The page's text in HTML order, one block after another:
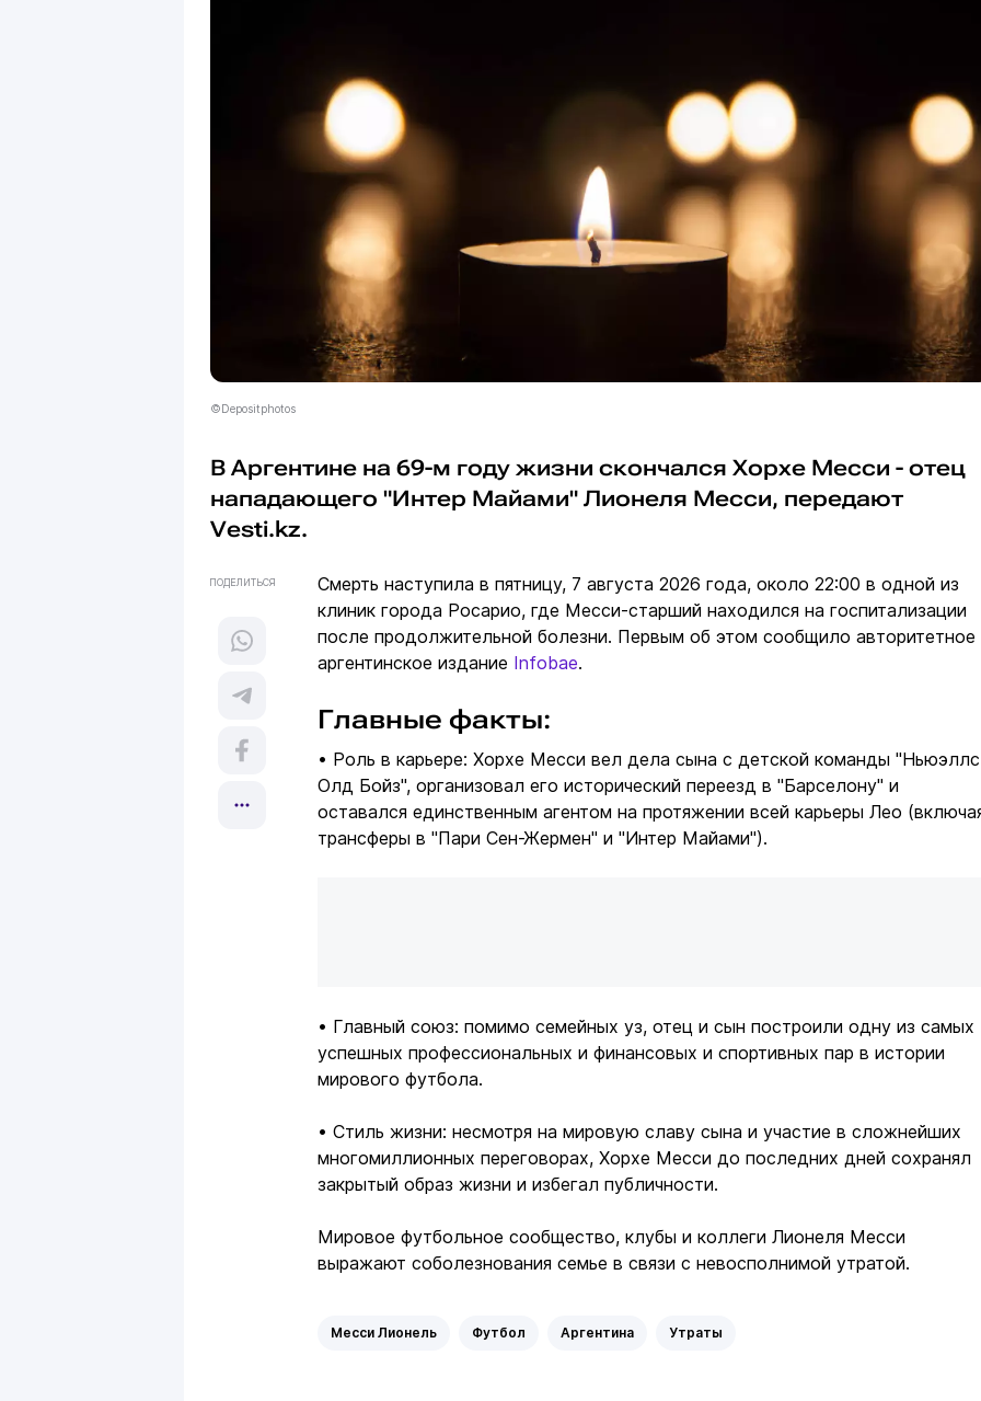
©Depositphotos
В Аргентине на 69-м году жизни скончался Хорхе Месси - отец
нападающего "Интер Майами" Лионеля Месси, передают
Vesti.kz.
ПОДЕЛИТЬСЯ
Смерть наступила в пятницу, 7 августа 2026 года, около 22:00 в одной из
клиник города Росарио, где Месси-старший находился на госпитализации
после продолжительной болезни. Первым об этом сообщило авторитетное
аргентинское издание Infobae.
Главные факты:
• Роль в карьере: Хорхе Месси вел дела сына с детской команды "Ньюэллс
Олд Бойз", организовал его исторический переезд в "Барселону" и
оставался единственным агентом на протяжении всей карьеры Лео
трансферы в "Пари Сен-Жермен" и "Интер Майами").
• Главный союз: помимо семейных уз, отец и сын построили одну из самых
успешных профессиональных и финансовых и спортивных пар в истории
мирового футбола.
• Стиль жизни: несмотря на мировую славу сына и участие в сложнейших
многомиллионных переговорах, Хорхе Месси до последних дней сохранял
закрытый образ жизни и избегал публичности.
Мировое футбольное сообщество, клубы и коллеги Лионеля Месси
выражают соболезнования семье в связи с невосполнимой утратой.
Месси Лионель Футбол Аргентина Утраты